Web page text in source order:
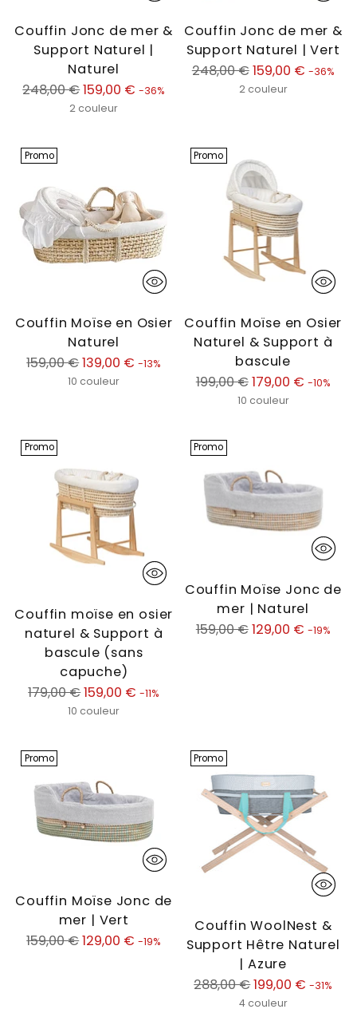
Couffin Jonc de mer &
Support Naturel |
Naturel
Prix
248,00 €159,00 € -36%
2 couleur
Couffin Jonc de mer &
Support Naturel | Vert
Prix
248,00 €159,00 € -36%
2 couleur
Promo
Couffin Moïse en Osier
Naturel
Prix
normal
159,00 €139,00 € -13%
10 couleur
Promo
Couffin Moïse en Osier
Naturel & Support à
bascule
Prix
normal
199,00 €179,00 € -10%
10 couleur
Promo
Couffin moïse en osier
naturel & Support à
bascule (sans
capuche)
Prix
normal
179,00 €159,00 € -11%
10 couleur
Promo
Couffin Moïse Jonc de
mer | Naturel
Prix
159,00 €129,00 € -19%
Promo
Couffin Moïse Jonc de
mer | Vert
Prix
159,00 €129,00 € -19%
Promo
Couffin WoolNest &
Support Hêtre Naturel
| Azure
Prix
normal
288,00 €199,00 € -31%
4 couleur